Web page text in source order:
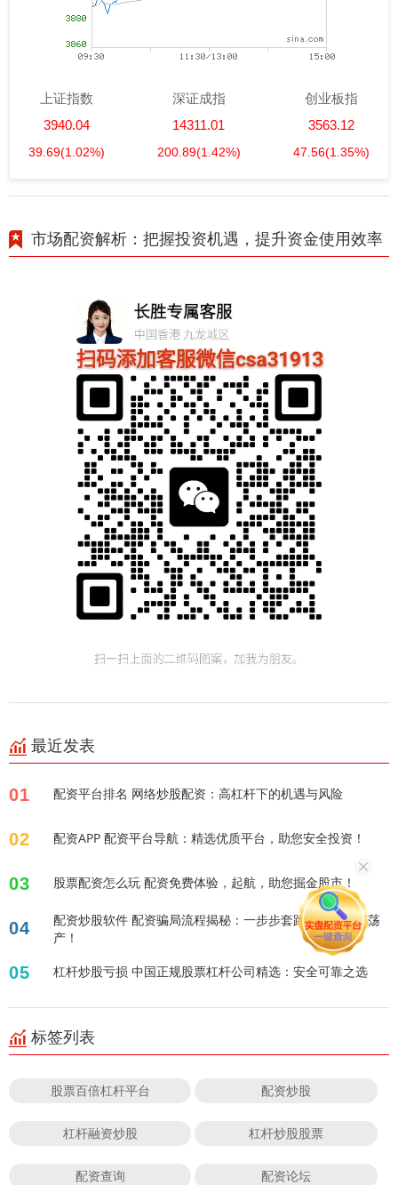
上证指数
3940.04
39.69(1.02%)
深证成指
14311.01
200.89(1.42%)
创业板指
3563.12
47.56(1.35%)
市场配资解析：把握投资机遇，提升资金使用效率
最近发表
01 配资平台排名 网络炒股配资：高杠杆下的机遇与风险
02 配资APP 配资平台导航：精选优质平台，助您安全投资！
03 股票配资怎么玩 配资免费体验，起航，助您掘金股市！
04
配资炒股软件 配资骗局流程揭秘：一步步套路，让你倾家荡
产！
05 杠杆炒股亏损 中国正规股票杠杆公司精选：安全可靠之选
标签列表
股票百倍杠杆平台 配资炒股
杠杆融资炒股 杠杆炒股股票
配资查询 配资论坛